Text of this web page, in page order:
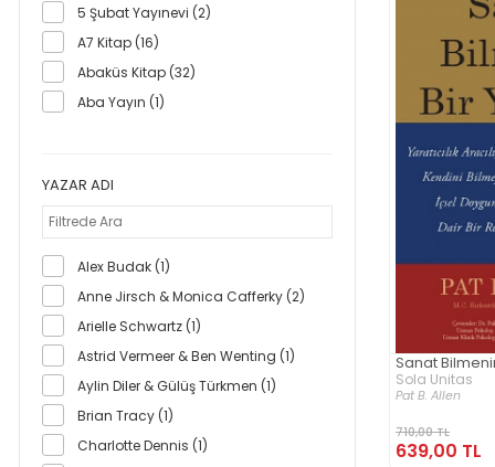
5 Şubat Yayınevi (2)
A7 Kitap (16)
Abaküs Kitap (32)
Aba Yayın (1)
Abra Kitap (1)
Absam Sağlık Araştırma Merkezi (1)
Adres Yayınları (11)
AF Yayınları (1)
YAZAR ADI
Alex Budak (1)
Anne Jirsch & Monica Cafferky (2)
Arielle Schwartz (1)
Astrid Vermeer & Ben Wenting (1)
Aylin Diler & Gülüş Türkmen (1)
Brian Tracy (1)
Charlotte Dennis (1)
Sanat
Sola Unitas
Pat B. Allen
710,00 TL
639,00 TL